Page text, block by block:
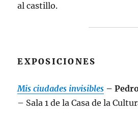
al castillo.
EXPOSICIONES
Mis ciudades invisibles –
– Sala 1 de la Casa de la